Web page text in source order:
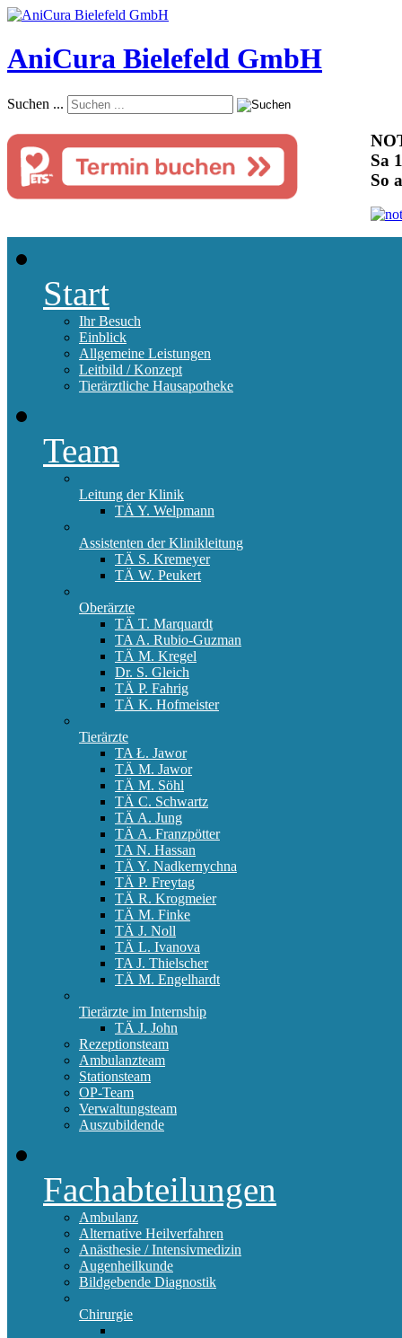
AniCura Bielefeld GmbH
Suchen ...
Sa
So
Start
Ihr Besuch
Einblick
Allgemeine Leistungen
Leitbild / Konzept
Tierärztliche Hausapotheke
Team
Leitung der Klinik
TÄ Y. Welpmann
Assistenten der Klinikleitung
TÄ S. Kremeyer
TÄ W. Peukert
Oberärzte
TÄ T. Marquardt
TA A. Rubio-Guzman
TÄ M. Kregel
Dr. S. Gleich
TÄ P. Fahrig
TÄ K. Hofmeister
Tierärzte
TA Ł. Jawor
TÄ M. Jawor
TÄ M. Söhl
TÄ C. Schwartz
TÄ A. Jung
TÄ A. Franzpötter
TA N. Hassan
TÄ Y. Nadkernychna
TÄ P. Freytag
TÄ R. Krogmeier
TÄ M. Finke
TÄ J. Noll
TÄ L. Ivanova
TA J. Thielscher
TÄ M. Engelhardt
Tierärzte im Internship
TÄ J. John
Rezeptionsteam
Ambulanzteam
Stationsteam
OP-Team
Verwaltungsteam
Auszubildende
Fachabteilungen
Ambulanz
Alternative Heilverfahren
Anästhesie / Intensivmedizin
Augenheilkunde
Bildgebende Diagnostik
Chirurgie